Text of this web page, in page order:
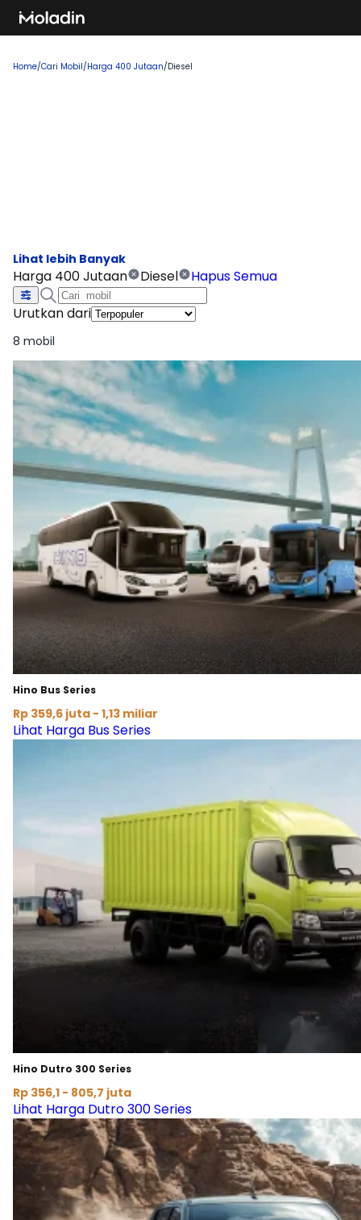
Home/Cari Mobil/Harga 400 Jutaan/Diesel
Harga 400 Jutaan Diesel
Hapus Semua
Urutkan dari
8 mobil
Hino Bus Series
Rp 359,6 juta - 1,13 miliar
Lihat Harga Bus Series
Hino Dutro 300 Series
Rp 356,1 - 805,7 juta
Lihat Harga Dutro 300 Series